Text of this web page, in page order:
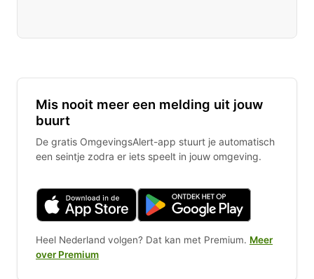
Mis nooit meer een melding uit jouw
buurt
De gratis OmgevingsAlert-app stuurt je automatisch
een seintje zodra er iets speelt in jouw omgeving.
Heel Nederland volgen? Dat kan met Premium. Meer
over Premium